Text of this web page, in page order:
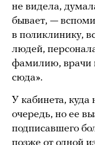
не видела,
бывает, —
в поликлинику,
людей,
фамилию, врачи
сюда».
У кабинета,
очередь, но ее
подписавшего